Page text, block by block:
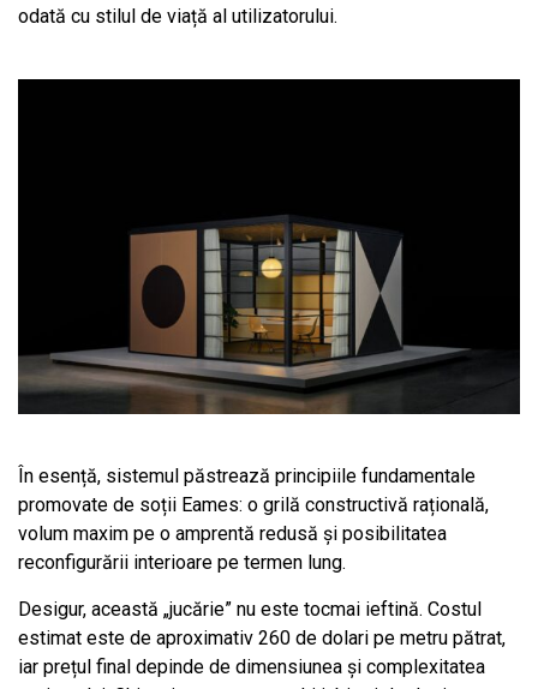
odată cu stilul de viață al utilizatorului.
În esență, sistemul păstrează principiile fundamentale
promovate de soții Eames: o grilă constructivă rațională,
volum maxim pe o amprentă redusă și posibilitatea
reconfigurării interioare pe termen lung.
Desigur, această „jucărie” nu este tocmai ieftină. Costul
estimat este de aproximativ 260 de dolari pe metru pătrat,
iar prețul final depinde de dimensiunea și complexitatea